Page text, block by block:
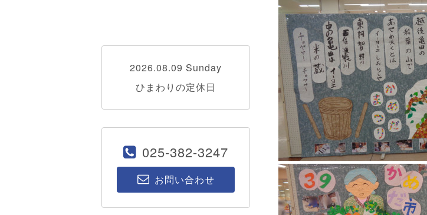
2026.08.09 Sunday
ひまわりの定休日
025-382-3247
お問い合わせ